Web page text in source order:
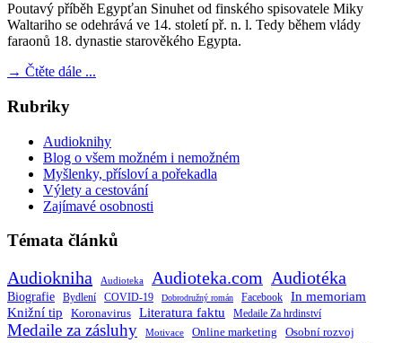
Poutavý příběh Egypťan Sinuhet od finského spisovatele Miky
Waltariho se odehrává ve 14. století př. n. l. Tedy během vlády
faraonů 18. dynastie starověkého Egypta.
→ Čtěte dále ...
Rubriky
Audioknihy
Blog o všem možném i nemožném
Myšlenky, přísloví a pořekadla
Výlety a cestování
Zajímavé osobnosti
Témata článků
Audiokniha Audioteka Audioteka.com Audiotéka
Biografie Bydlení COVID-19 Dobrodružný román Facebook In memoriam
Knižní tip Koronavirus Literatura faktu Medaile Za hrdinství
Medaile za zásluhy Motivace Online marketing Osobní rozvoj